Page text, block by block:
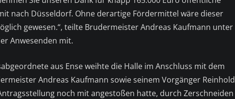
nach Düsseldorf. Ohne derartige Fördermittel wäre dieser
gewesen.“, teilte Brudermeister Andreas Kaufmann unter
Anwesenden mit.
aus Ense weihte die Halle im Anschluss mit dem
Andreas Kaufmann sowie seinem Vorgänger Reinhold
noch mit angestoßen hatte, durch Zerschneiden